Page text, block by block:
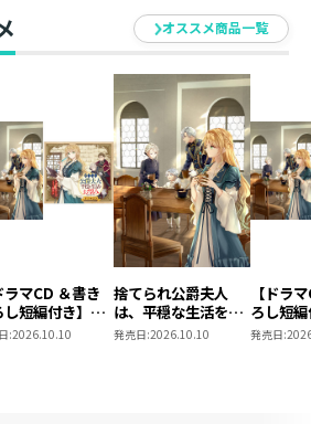
ジ コン
ット
オススメ商品一覧
ラマCD ＆書き
し短編付き】捨
公爵夫人は、
:2026.10.10
捨てられ公爵夫人
は、平穏な生活をお
望みのようです5
発売日:2026.10.10
【ドラ
ろし短
られ公
発売日: